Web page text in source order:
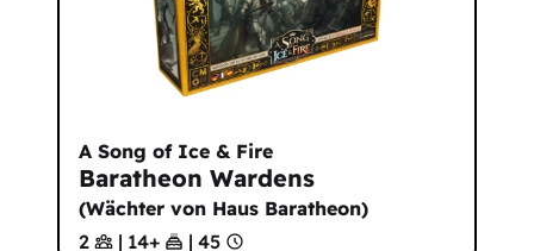
A Song of Ice & Fire
Baratheon Wardens
(Wächter von Haus Baratheon)
2
| 14+ | 45